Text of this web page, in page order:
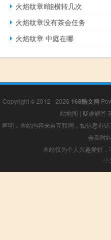
火焰纹章if能横转几次
火焰纹章没有茶会任务
火焰纹章 中庭在哪
Copyright © 2012 - 2026 168酷文网
站地图 | 疑难解答
声明：本站内容来自互联网，如信息有
会及时
本站仅为个人兴趣爱好
小